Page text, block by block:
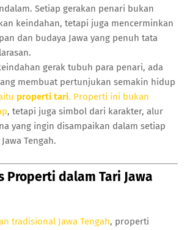
Setiap gerakan penari bukan
keindahan, tetapi juga mencerminkan
dan budaya Jawa yang penuh tata
gerak tubuh para penari, ada
membuat pertunjukan semakin hidup
properti tari. Properti ini bukan
, tetapi juga simbol dari karakter, alur
yang ingin disampaikan dalam setiap
Tengah.
Properti dalam Tari Jawa
tradisional Jawa Tengah, properti